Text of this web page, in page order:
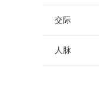
交际
人脉